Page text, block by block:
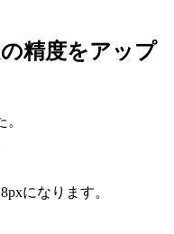
精度をアップ
になります。